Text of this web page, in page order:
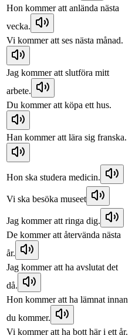
Hon kommer att anlända nästa
vecka.
Vi kommer att ses nästa månad.
Jag kommer att slutföra mitt
arbete.
Du kommer att köpa ett hus.
Han kommer att lära sig franska.
Hon ska studera medicin.
Vi ska besöka museet
Jag kommer att ringa dig.
De kommer att återvända nästa
år.
Jag kommer att ha avslutat det
då.
Hon kommer att ha lämnat innan
du kommer.
Vi kommer att ha bott här i ett år.